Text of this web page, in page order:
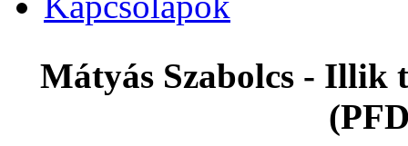
Mátyás Szabolcs - Illik